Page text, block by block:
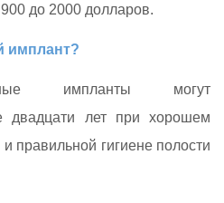
до 2000 долларов.
имплант?
импланты могут
двадцати лет при хорошем
правильной гигиене полости